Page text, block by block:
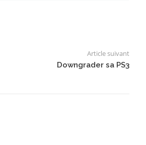
Article suivant
Downgrader sa PS3